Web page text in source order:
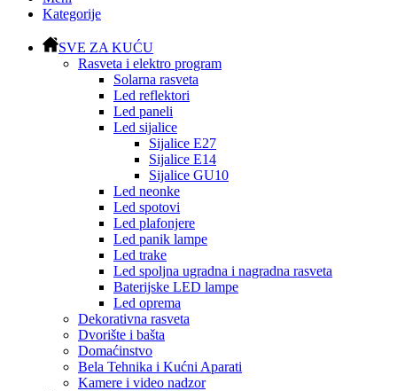
Kategorije
SVE ZA KUĆU
Rasveta i elektro program
Solarna rasveta
Led reflektori
Led paneli
Led sijalice
Sijalice E27
Sijalice E14
Sijalice GU10
Led neonke
Led spotovi
Led plafonjere
Led panik lampe
Led trake
Led spoljna ugradna i nagradna rasveta
Baterijske LED lampe
Led oprema
Dekorativna rasveta
Dvorište i bašta
Domaćinstvo
Bela Tehnika i Kućni Aparati
Kamere i video nadzor